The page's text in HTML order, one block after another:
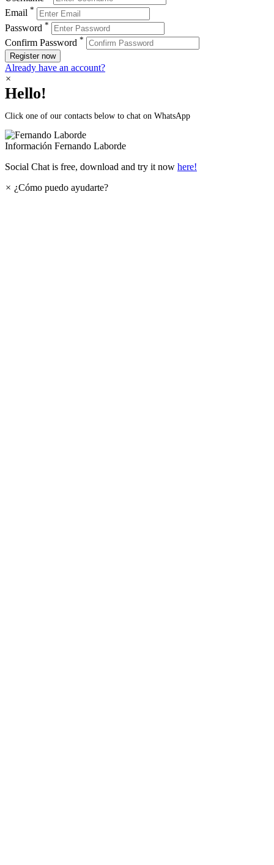
Email *
Password *
Confirm Password *
Register now
Already have an account?
×
Hello!
Click one of our contacts below to chat on WhatsApp
Información Fernando Laborde
Social Chat is free, download and try it now here!
× ¿Cómo puedo ayudarte?